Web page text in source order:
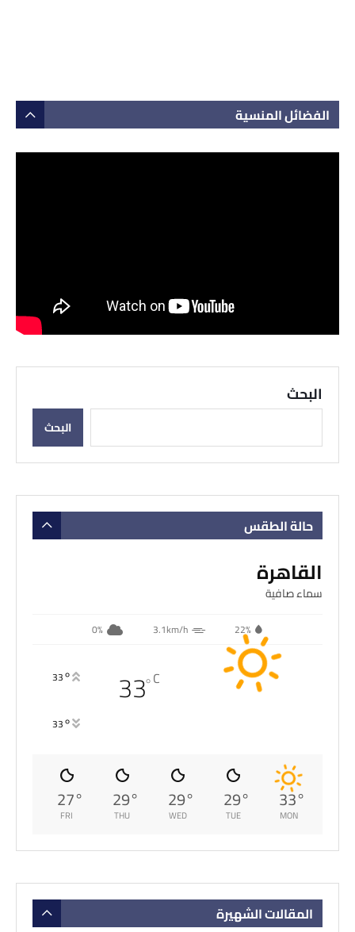
الفضائل المنسية
البحث
البحث
حالة الطقس
القاهرة
سماء صافية
22%
3.1km/h
0%
33°C
33°
33°
33°
MON
29°
TUE
29°
WED
29°
THU
27°
FRI
المقالات الشهيرة